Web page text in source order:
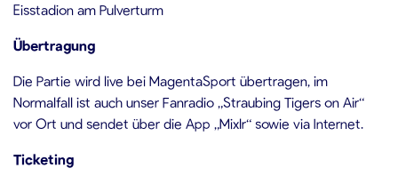
Eisstadion am Pulverturm
Übertragung
Die Partie wird live bei MagentaSport übertragen, im
Normalfall ist auch unser Fanradio „Straubing Tigers on Air“
vor Ort und sendet über die App „Mixlr“ sowie via Internet.
Ticketing